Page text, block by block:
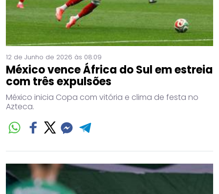
12 de Junho de 2026 às 08:09
México vence África do Sul em estreia
com três expulsões
México inicia Copa com vitória e clima de festa no
Azteca.